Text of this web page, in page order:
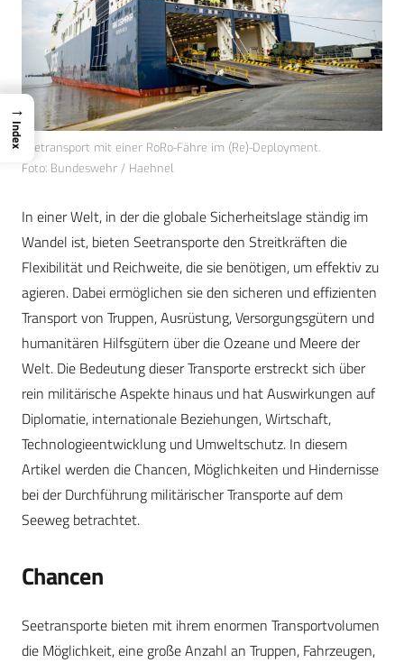
Seetransport mit einer RoRo-Fähre im (Re)-Deployment.
Foto: Bundeswehr / Haehnel
In einer Welt, in der die globale Sicherheitslage ständig im
Wandel ist, bieten Seetransporte den Streitkräften die
Flexibilität und Reichweite, die sie benötigen, um effektiv zu
agieren. Dabei ermöglichen sie den sicheren und effizienten
Transport von Truppen, Ausrüstung, Versorgungsgütern und
humanitären Hilfsgütern über die Ozeane und Meere der
Welt. Die Bedeutung dieser Transporte erstreckt sich über
rein militärische Aspekte hinaus und hat Auswirkungen auf
Diplomatie, internationale Beziehungen, Wirtschaft,
Technologieentwicklung und Umweltschutz. In diesem
Artikel werden die Chancen, Möglichkeiten und Hindernisse
bei der Durchführung militärischer Transporte auf dem
Seeweg betrachtet.
Chancen
Seetransporte bieten mit ihrem enormen Transportvolumen
die Möglichkeit, eine große Anzahl an Truppen, Fahrzeugen,
→
Index